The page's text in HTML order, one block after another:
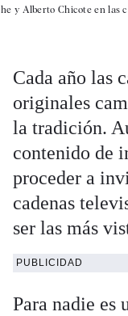
y Alberto Chicote en las
Cada año las
originales
la tradición.
contenido de
proceder a
cadenas
ser las más
PUBLICIDAD
Para nadie es